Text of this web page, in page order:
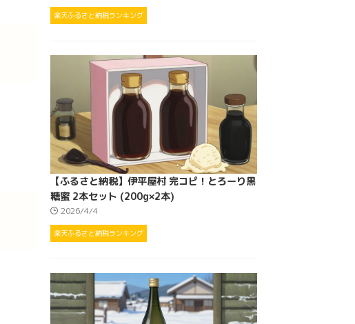
楽天ふるさと納税ランキング
【ふるさと納税】伊平屋村 完コピ！とろーり黒
糖蜜 2本セット (200g×2本)
2026/4/4
楽天ふるさと納税ランキング